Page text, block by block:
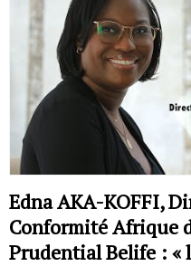
Edna AKA-KOFFI,
Conformité Afrique
Prudential Belife : «